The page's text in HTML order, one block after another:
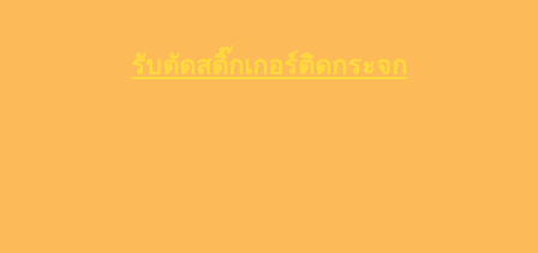
รับตัดสติ๊กเกอร์ติดกระจก